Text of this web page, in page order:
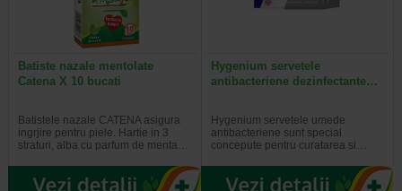
Batiste nazale mentolate
Catena X 10 bucati
Batistele nazale CATENA asigura
ingrjire pentru piele. Hartie in 3
straturi, alba cu parfum de menta…
Hygenium servetele
antibacteriene dezinfectante…
Hygenium servetele umede
antibacteriene sunt special
concepute pentru curatarea si…